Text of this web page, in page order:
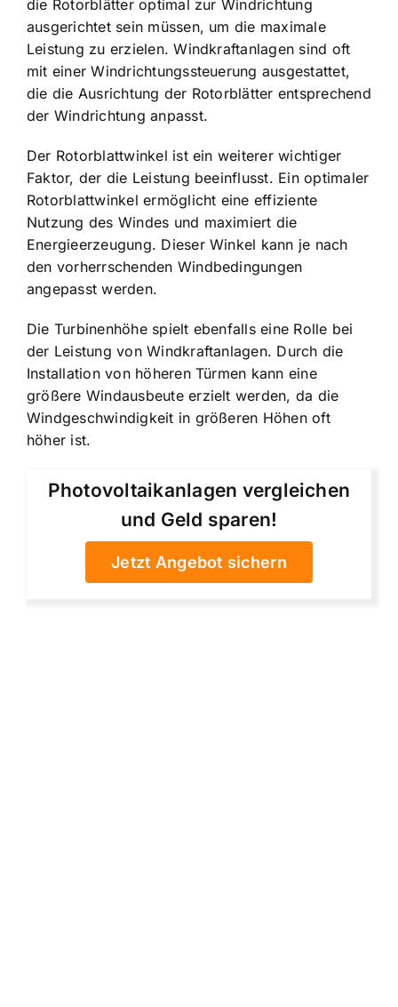
die Rotorblätter optimal zur Windrichtung
ausgerichtet sein müssen, um die maximale
Leistung zu erzielen. Windkraftanlagen sind oft
mit einer Windrichtungssteuerung ausgestattet,
die die Ausrichtung der Rotorblätter entsprechend
der Windrichtung anpasst.
Der Rotorblattwinkel ist ein weiterer wichtiger
Faktor, der die Leistung beeinflusst. Ein optimaler
Rotorblattwinkel ermöglicht eine effiziente
Nutzung des Windes und maximiert die
Energieerzeugung. Dieser Winkel kann je nach
den vorherrschenden Windbedingungen
angepasst werden.
Die Turbinenhöhe spielt ebenfalls eine Rolle bei
der Leistung von Windkraftanlagen. Durch die
Installation von höheren Türmen kann eine
größere Windausbeute erzielt werden, da die
Windgeschwindigkeit in größeren Höhen oft
höher ist.
Photovoltaikanlagen vergleichen
und Geld sparen!
Jetzt Angebot sichern